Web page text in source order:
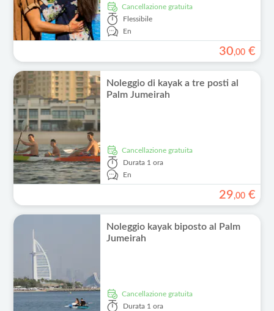
Cancellazione gratuita
Flessibile
En
30,00 €
Noleggio di kayak a tre posti al
Palm Jumeirah
Cancellazione gratuita
Durata 1 ora
En
29,00 €
Noleggio kayak biposto al Palm
Jumeirah
Cancellazione gratuita
Durata 1 ora